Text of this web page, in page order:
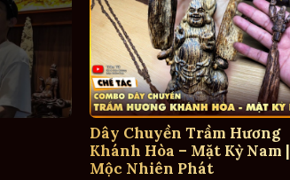
Dây Chuyền Trầm Hương
Khánh Hòa – Mặt Kỳ Nam |
Mộc Nhiên Phát